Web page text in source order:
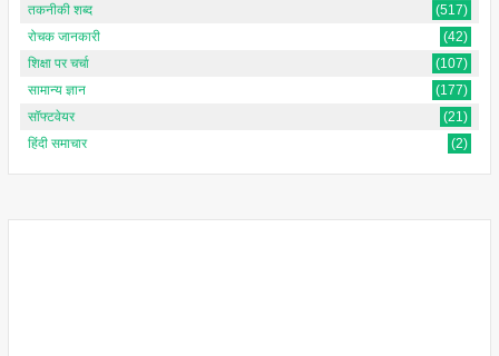
तकनीकी शब्द
(517)
रोचक जानकारी
(42)
शिक्षा पर चर्चा
(107)
सामान्य ज्ञान
(177)
सॉफ्टवेयर
(21)
हिंदी समाचार
(2)